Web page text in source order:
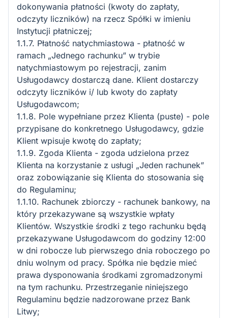
dokonywania płatności (kwoty do zapłaty,
odczyty liczników) na rzecz Spółki w imieniu
Instytucji płatniczej;
1.1.7. Płatność natychmiastowa - płatność w
ramach „Jednego rachunku” w trybie
natychmiastowym po rejestracji, zanim
Usługodawcy dostarczą dane. Klient dostarczy
odczyty liczników i/ lub kwoty do zapłaty
Usługodawcom;
1.1.8. Pole wypełniane przez Klienta (puste) - pole
przypisane do konkretnego Usługodawcy, gdzie
Klient wpisuje kwotę do zapłaty;
1.1.9. Zgoda Klienta - zgoda udzielona przez
Klienta na korzystanie z usługi „Jeden rachunek”
oraz zobowiązanie się Klienta do stosowania się
do Regulaminu;
1.1.10. Rachunek zbiorczy - rachunek bankowy, na
który przekazywane są wszystkie wpłaty
Klientów. Wszystkie środki z tego rachunku będą
przekazywane Usługodawcom do godziny 12:00
w dni robocze lub pierwszego dnia roboczego po
dniu wolnym od pracy. Spółka nie będzie mieć
prawa dysponowania środkami zgromadzonymi
na tym rachunku. Przestrzeganie niniejszego
Regulaminu będzie nadzorowane przez Bank
Litwy;